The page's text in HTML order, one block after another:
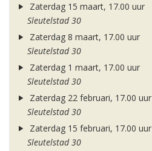
Zaterdag 15 maart, 17.00 uur
Sleutelstad 30
Zaterdag 8 maart, 17.00 uur
Sleutelstad 30
Zaterdag 1 maart, 17.00 uur
Sleutelstad 30
Zaterdag 22 februari, 17.00 uur
Sleutelstad 30
Zaterdag 15 februari, 17.00 uur
Sleutelstad 30